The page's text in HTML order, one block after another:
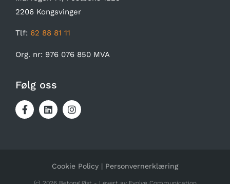
2206 Kongsvinger
Tlf: 62 88 81 11
Org. nr: 976 076 850 MVA
Følg oss
Cookie Policy | Personvernerklæring